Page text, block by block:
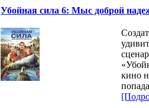
Убойная сила 6: Мыс доброй
кино